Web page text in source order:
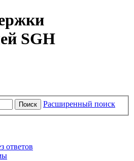
SGH
Поиск Расширенный поиск
ответов